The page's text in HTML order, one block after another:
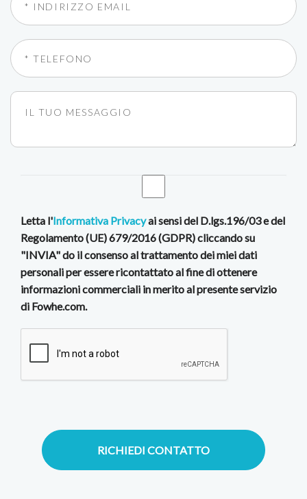
Letta l'Informativa Privacyai sensi del D.lgs.196/03 e del
Regolamento (UE) 679/2016 (GDPR) cliccando su
"INVIA" do il consenso al trattamento dei miei dati
personali per essere ricontattato al fine di ottenere
informazioni commerciali in merito al presente servizio
di Fowhe.com.
RICHIEDI CONTATTO